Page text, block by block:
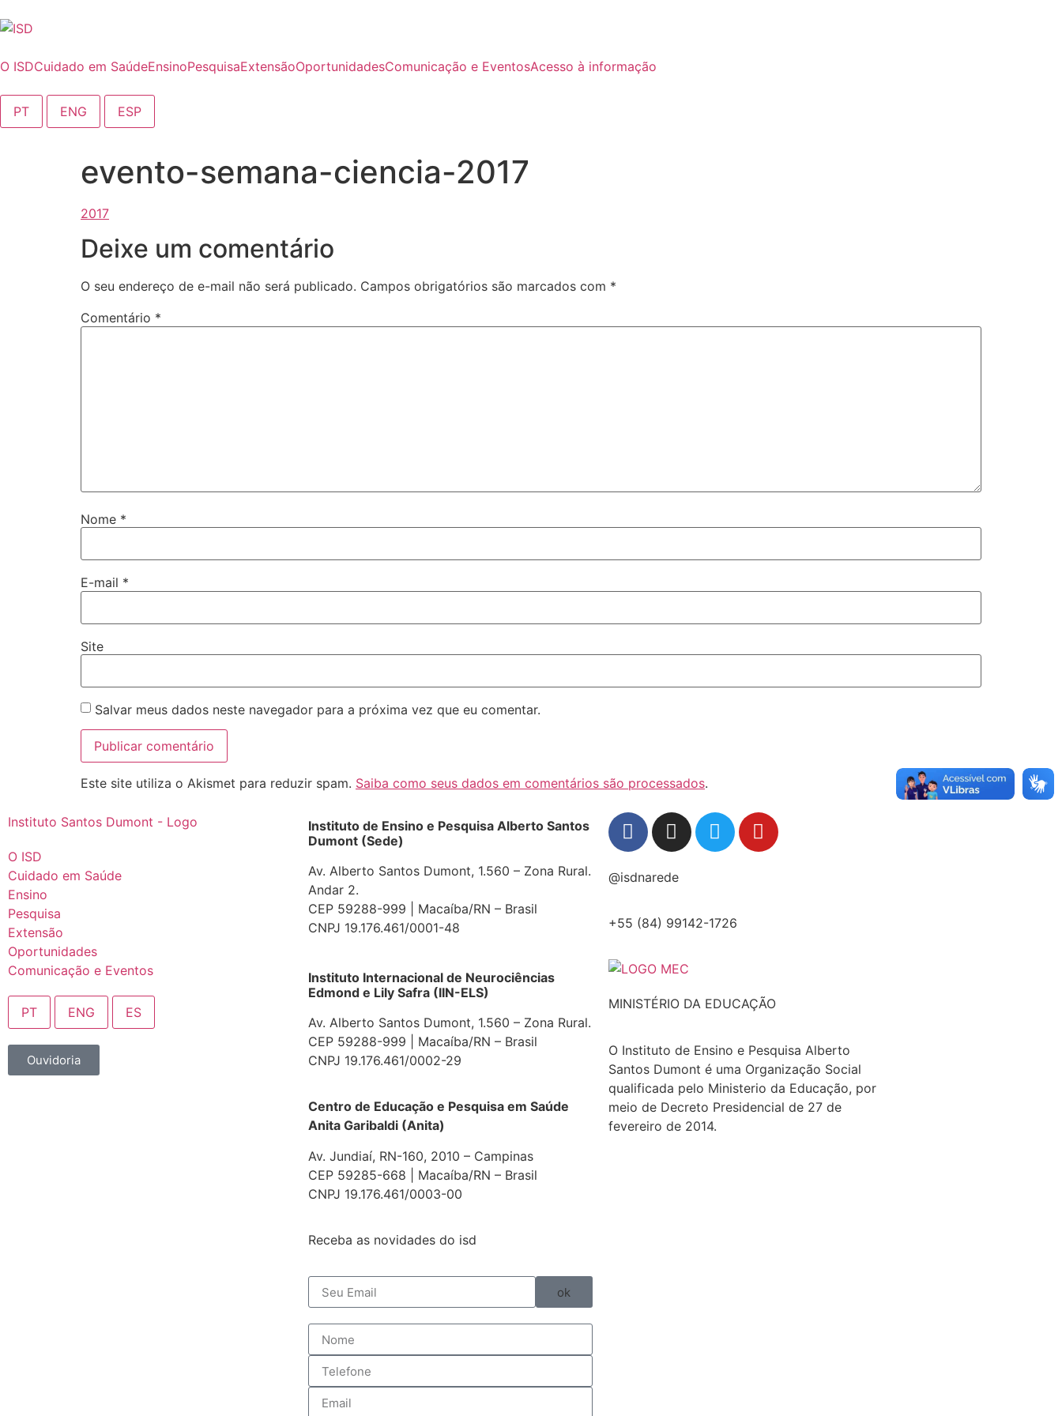
conteúdo
O ISDCuidado em SaúdeEnsinoPesquisaExtensãoOportunidadesComunicação e EventosAcesso à informação
PT ENG ESP
evento-semana-ciencia-2017
Deixe um comentário
O seu endereço de e-mail não será publicado. Campos obrigatórios são marcados com *
Comentário *
Nome *
E-mail *
Site
Salvar meus dados neste navegador para a próxima vez que eu comentar.
Este site utiliza o Akismet para reduzir spam. Saiba como seus dados em comentários são processados.
O ISD
Cuidado em Saúde
Ensino
Pesquisa
Extensão
Oportunidades
Comunicação e Eventos
PT ENG ES
Ouvidoria
Instituto de Ensino e Pesquisa Alberto Santos
Dumont (Sede)
Av. Alberto Santos Dumont, 1.560 – Zona Rural.
Andar 2.
CEP 59288-999 | Macaíba/RN – Brasil
CNPJ 19.176.461/0001-48
Instituto Internacional de Neurociências
Edmond e Lily Safra (IIN-ELS)
Av. Alberto Santos Dumont, 1.560 – Zona Rural.
CEP 59288-999 | Macaíba/RN – Brasil
CNPJ 19.176.461/0002-29
Centro de Educação e Pesquisa em Saúde
Anita Garibaldi (Anita)
Av. Jundiaí, RN-160, 2010 – Campinas
CEP 59285-668 | Macaíba/RN – Brasil
CNPJ 19.176.461/0003-00
Receba as novidades do isd
ok
@isdnarede
+55 (84) 99142-1726
MINISTÉRIO DA EDUCAÇÃO
O Instituto de Ensino e Pesquisa Alberto
Santos Dumont é uma Organização Social
qualificada pelo Ministerio da Educação, por
meio de Decreto Presidencial de 27 de
fevereiro de 2014.